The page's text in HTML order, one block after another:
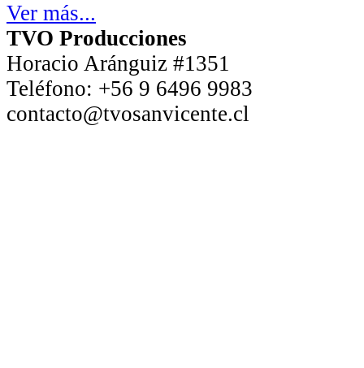
Ver más...
TVO Producciones
Horacio Aránguiz #1351
Teléfono: +56 9 6496 9983
contacto@tvosanvicente.cl